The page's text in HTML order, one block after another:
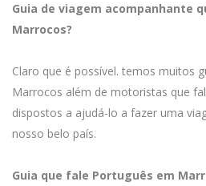
Guia de viagem acompanhante
Marrocos?
Claro que é possível. temos muitos
Marrocos além de motoristas que
dispostos a ajudá-lo a fazer uma
nosso belo país.
Guia que fale Português em